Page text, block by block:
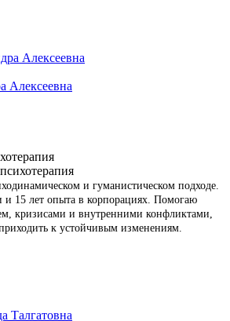
Алексеевна
и гуманистическом подходе.
и 15 лет опыта в корпорациях. Помогаю
кризисами и внутренними конфликтами,
к устойчивым изменениям.